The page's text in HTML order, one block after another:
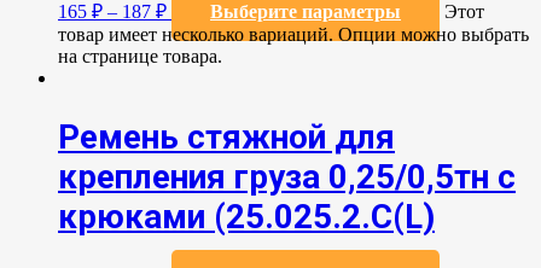
165 ₽ – 187 ₽ Выберите параметры
Этот
товар имеет несколько вариаций. Опции можно выбрать
на странице товара.
Ремень стяжной для
крепления груза 0,25/0,5тн с
крюками (25.025.2.С(L)